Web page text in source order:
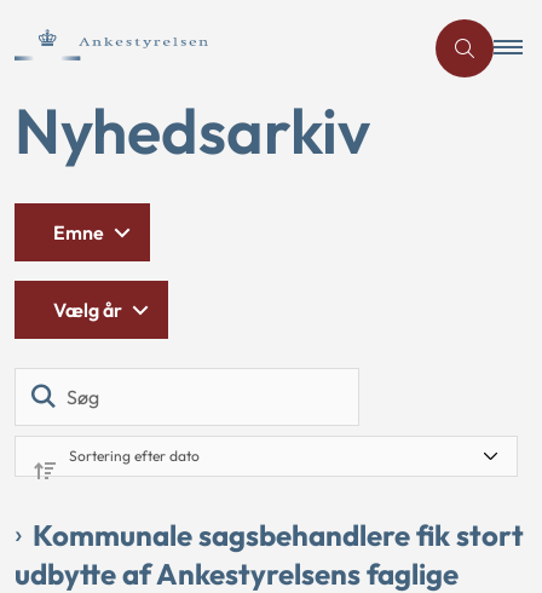
Nyhedsarkiv
Emne
Vælg år
Kommunale sagsbehandlere fik stort
udbytte af Ankestyrelsens faglige